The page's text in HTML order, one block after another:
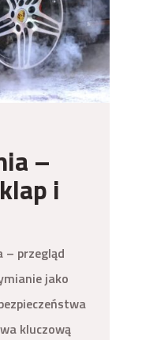
–
i
– przegląd
jako
kluczową